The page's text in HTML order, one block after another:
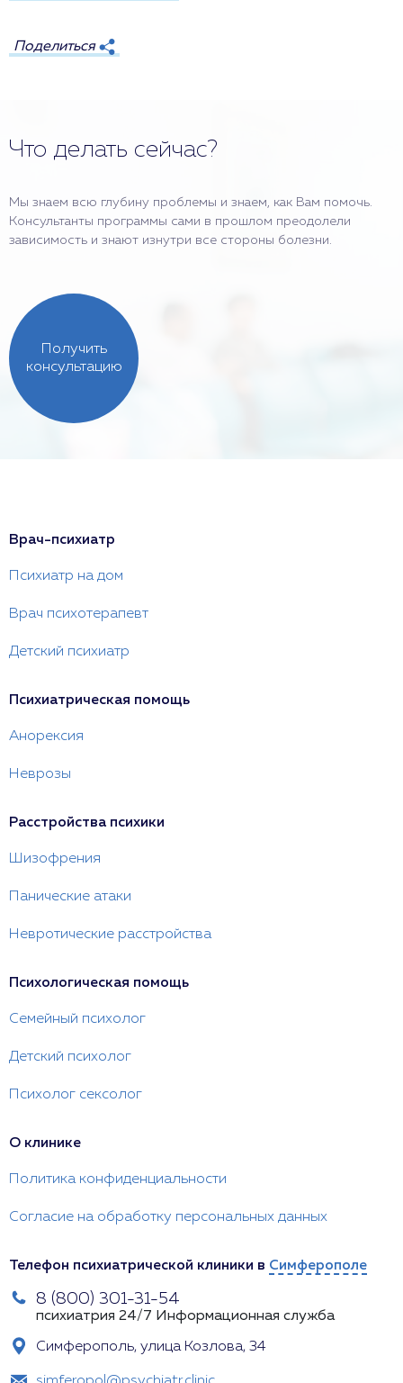
Поделиться
Что делать сейчас?
Мы знаем всю глубину проблемы и знаем, как Вам помочь.
Консультанты программы сами в прошлом преодолели
зависимость и знают изнутри все стороны болезни.
Получить
консультацию
Врач-психиатр
Психиатр на дом
Врач психотерапевт
Детский психиатр
Психиатрическая помощь
Анорексия
Неврозы
Расстройства психики
Шизофрения
Панические атаки
Невротические расстройства
Психологическая помощь
Семейный психолог
Детский психолог
Психолог сексолог
О клинике
Политика конфиденциальности
Согласие на обработку персональных данных
Телефон психиатрической клиники в Симферополе
8 (800) 301-31-54
психиатрия 24/7 Информационная служба
Симферополь, улица Козлова, 34